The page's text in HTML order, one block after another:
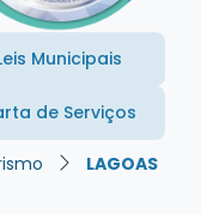
Municipais
de Serviços
LAGOAS